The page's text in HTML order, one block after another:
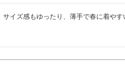
イズ感もゆったり、薄手で春に着やす